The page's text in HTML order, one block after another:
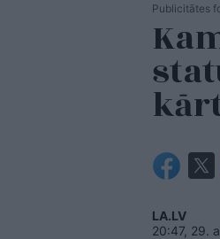
Publicitātes
LA.LV
20:47, 29.